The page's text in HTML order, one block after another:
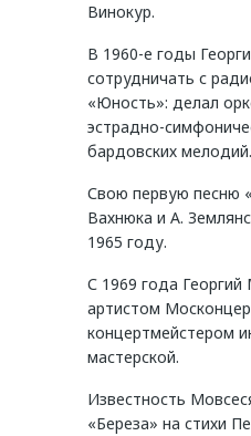
Винокур.
В 1960-е годы
сотрудничать с
«Юность»: делал
эстрадно-
бардовских мелодий.
Свою первую песню
Вахнюка и А.
1965 году.
С 1969 года
артистом
концертмейстером
мастерской.
Известность
«Береза» на стихи